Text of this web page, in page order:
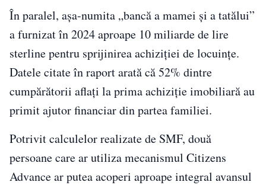
În paralel, așa-numita „bancă a mamei și a tatălui”
a furnizat în 2024 aproape 10 miliarde de lire
sterline pentru sprijinirea achiziției de locuințe.
Datele citate în raport arată că 52% dintre
cumpărătorii aflați la prima achiziție imobiliară au
primit ajutor financiar din partea familiei.
Potrivit calculelor realizate de SMF, două
persoane care ar utiliza mecanismul Citizens
Advance ar putea acoperi aproape integral avansul